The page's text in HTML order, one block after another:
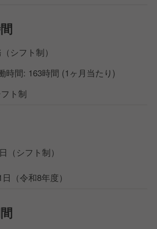
シフト制）
時間: 163時間 (1ヶ月当たり)
ト制
（シフト制）
（令和8年度）